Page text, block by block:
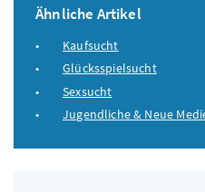
Ähnliche Artikel
Kaufsucht
Glücksspielsucht
Sexsucht
Jugendliche & Neue